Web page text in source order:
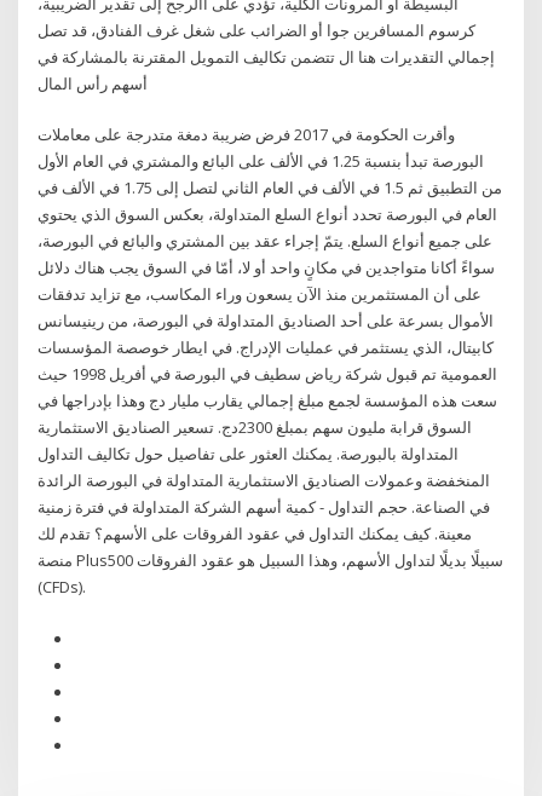
كرسوم المسافرين جوا أو الضرائب على شغل غرف الفنادق، قد تصل
إجمالي التقديرات هنا ال تتضمن تكاليف التمويل المقترنة بالمشاركة في
أسهم رأس المال
وأقرت الحكومة في 2017 فرض ضريبة دمغة متدرجة على معاملات
البورصة تبدأ بنسبة 1.25 في الألف على البائع والمشتري في العام الأول
من التطبيق ثم 1.5 في الألف في العام الثاني لتصل إلى 1.75 في الألف في
العام في البورصة تحدد أنواع السلع المتداولة، بعكس السوق الذي يحتوي
على جميع أنواع السلع. يتمّ إجراء عقد بين المشتري والبائع في البورصة،
سواءً أكانا متواجدين في مكانٍ واحد أو لا، أمّا في السوق يجب هناك دلائل
على أن المستثمرين منذ الآن يسعون وراء المكاسب، مع تزايد تدفقات
الأموال بسرعة على أحد الصناديق المتداولة في البورصة، من رينيسانس
كابيتال، الذي يستثمر في عمليات الإدراج. في ايطار خوصصة المؤسسات
العمومية تم قبول شركة رياض سطيف في البورصة في أفريل 1998 حيث
سعت هذه المؤسسة لجمع مبلغ إجمالي يقارب مليار دج وهذا بإدراجها في
السوق قرابة مليون سهم بمبلغ 2300دج. تسعير الصناديق الاستثمارية
المتداولة بالبورصة. يمكنك العثور على تفاصيل حول تكاليف التداول
المنخفضة وعمولات الصناديق الاستثمارية المتداولة في البورصة الرائدة
في الصناعة. حجم التداول - كمية أسهم الشركة المتداولة في فترة زمنية
معينة. كيف يمكنك التداول في عقود الفروقات على الأسهم؟ تقدم لك
منصة Plus500 سبيلًا بديلًا لتداول الأسهم، وهذا السبيل هو عقود الفروقات
(CFDs).